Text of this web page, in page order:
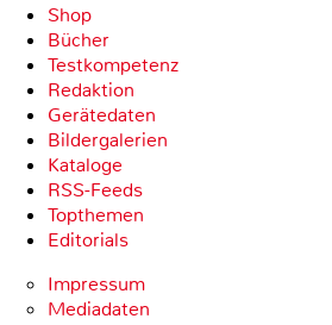
Shop
Bücher
Testkompetenz
Redaktion
Gerätedaten
Bildergalerien
Kataloge
RSS-Feeds
Topthemen
Editorials
Impressum
Mediadaten